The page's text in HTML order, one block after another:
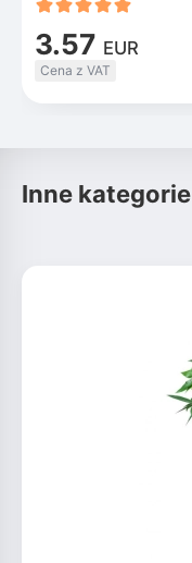
3.57 EUR
Cena z VAT
Inne kategorie